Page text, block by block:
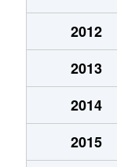
2012
2013
2014
2015